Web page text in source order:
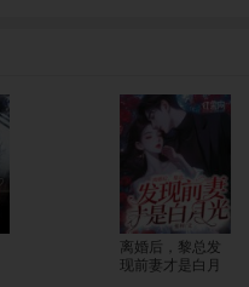
离婚后，黎总发
现前妻才是白月